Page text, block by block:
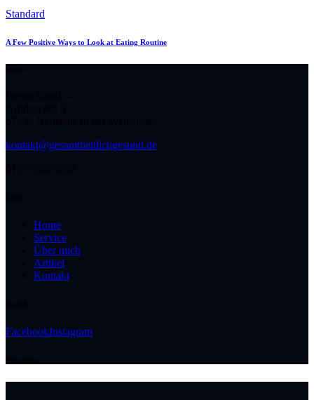
Standard
A Few Positive Ways to Look at Eating Routine
kontakt@gesamtheitlichgesund.de
Home
Service
Über mich
Artikel
Kontakt
FacebookInstagram